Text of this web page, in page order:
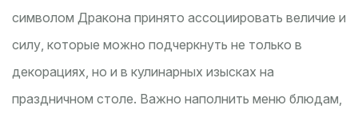
символом Дракона принято ассоциировать величие и
силу, которые можно подчеркнуть не только в
декорациях, но и в кулинарных изысках на
праздничном столе. Важно наполнить меню блюдам,